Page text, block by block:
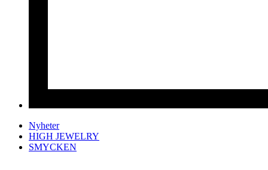
Nyheter
HIGH JEWELRY
SMYCKEN